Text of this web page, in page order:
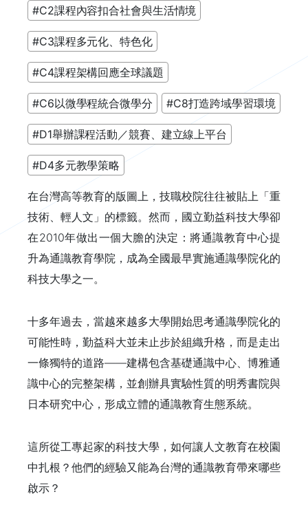
#C2課程內容扣合社會與生活情境
#C3課程多元化、特色化
#C4課程架構回應全球議題
#C6以微學程統合微學分 #C8打造跨域學習環境
#D1舉辦課程活動／競賽、建立線上平台
#D4多元教學策略
在台灣高等教育的版圖上，技職校院往往被貼上「重
技術、輕人文」的標籤。然而，國立勤益科技大學卻
在2010年做出一個大膽的決定：將通識教育中心提
升為通識教育學院，成為全國最早實施通識學院化的
科技大學之一。
十多年過去，當越來越多大學開始思考通識學院化的
可能性時，勤益科大並未止步於組織升格，而是走出
一條獨特的道路——建構包含基礎通識中心、博雅通
識中心的完整架構，並創辦具實驗性質的明秀書院與
日本研究中心，形成立體的通識教育生態系統。
這所從工專起家的科技大學，如何讓人文教育在校園
中扎根？他們的經驗又能為台灣的通識教育帶來哪些
啟示？